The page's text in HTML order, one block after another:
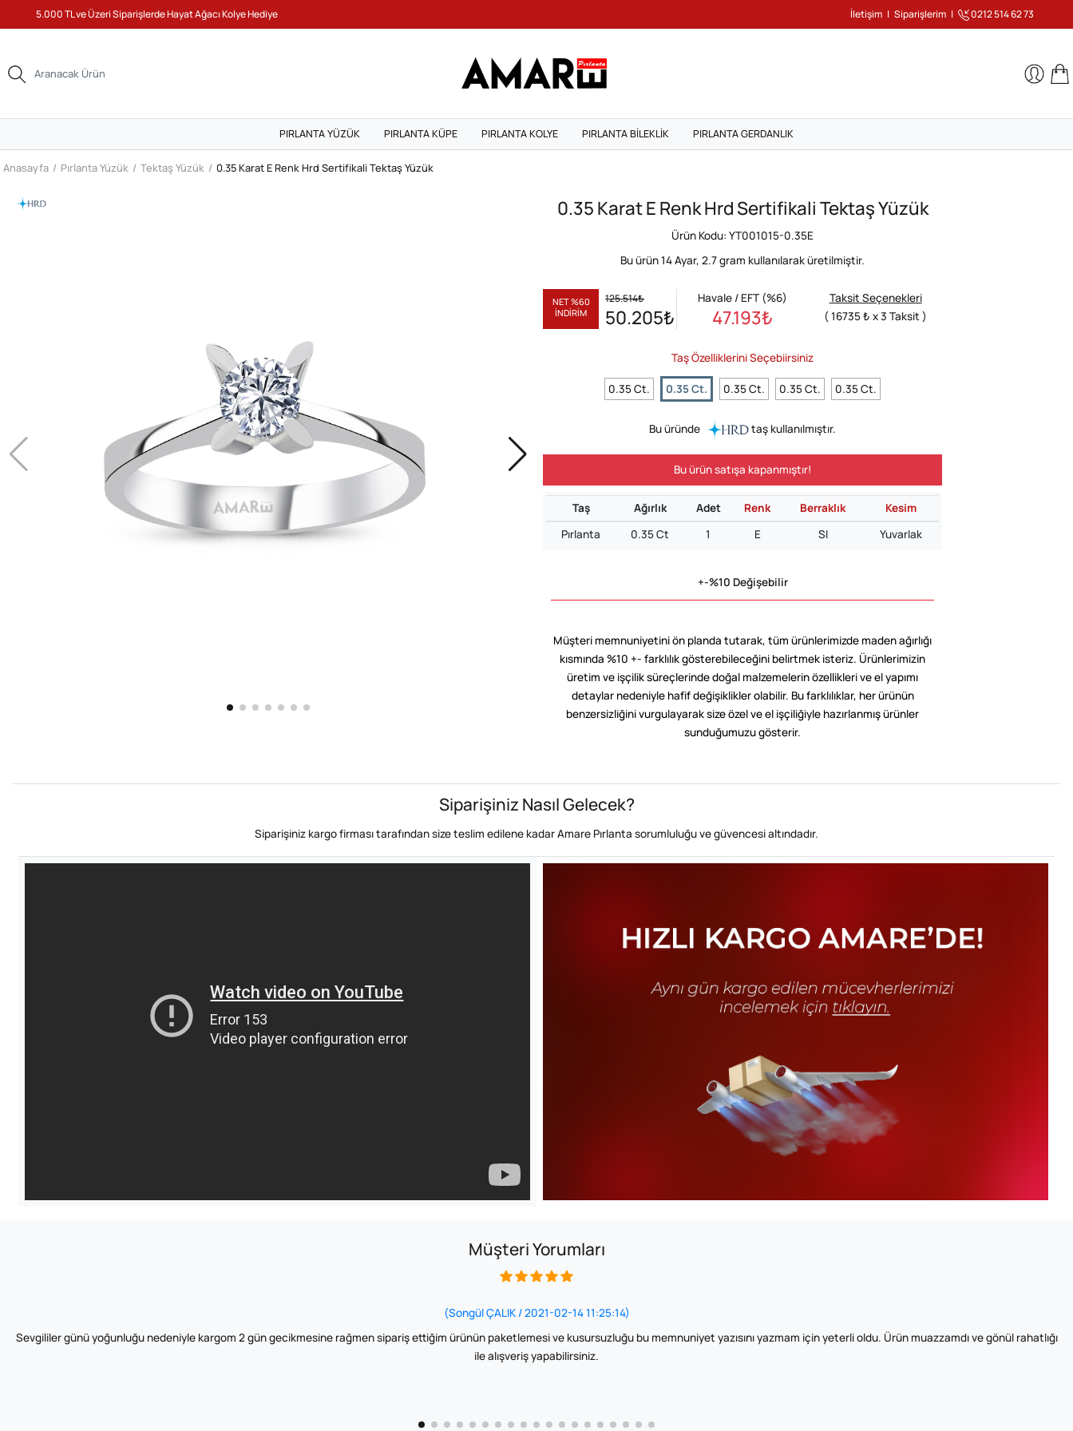
5.000 TL ve Üzeri Siparişlerde Hayat Ağacı Kolye Hediye İletişim | Siparişlerim | 0212 514 62 73
PIRLANTA YÜZÜK PIRLANTA KÜPE PIRLANTA KOLYE PIRLANTA BILEKLIK PIRLANTA GERDANLIK
Anasayfa Pırlanta Yüzük Tektaş Yüzük 0.35 Karat E Renk Hrd Sertifikali Tektaş Yüzük
0.35 Karat E Renk Hrd Sertifikali Tektaş Yüzük
Ürün Kodu: YT001015-0.35E
Bu ürün 14 Ayar, 2.7gram kullanılarak üretilmiştir.
NET %60
İNDİRİM
125.514₺
50.205₺
Havale / EFT (%6)
47.193₺
Taksit Seçenekleri
( 16735 ₺ x 3 Taksit )
Taş Özelliklerini Seçebiirsiniz
0.35 Ct. 0.35 Ct. 0.35 Ct. 0.35 Ct. 0.35 Ct.
Bu üründe taş kullanılmıştır.
Bu ürün satışa kapanmıştır!
Taş Ağırlık Adet Renk Berraklık
Kesim
Pırlanta
0.35 Ct 1 E SI Yuvarlak
+-%10 Değişebilir
Müşteri memnuniyetini ön planda tutarak, tüm ürünlerimizde maden ağırlığı
kısmında %10 +- farklılık gösterebileceğini belirtmek isteriz. Ürünlerimizin
üretim ve işçilik süreçlerinde doğal malzemelerin özellikleri ve el yapımı
detaylar nedeniyle hafif değişiklikler olabilir. Bu farklılıklar, her ürünün
benzersizliğini vurgulayarak size özel ve el işçiliğiyle hazırlanmış ürünler
sunduğumuzu gösterir.
Siparişiniz Nasıl Gelecek?
Siparişiniz kargo firması tarafından size teslim edilene kadar Amare Pırlanta sorumluluğu ve güvencesi altındadır.
Müşteri Yorumları
(Songül ÇALIK / 2021-02-14 11:25:14)
Sevgililer günü yoğunluğu nedeniyle kargom 2 gün gecikmesine rağmen sipariş ettiğim ürünün paketlemesi ve kusursuzluğu bu memnuniyet yazısını yazmam için yeterli oldu. Ürün muazzamdı ve gönül rahatlığı
ile alışveriş yapabilirsiniz.